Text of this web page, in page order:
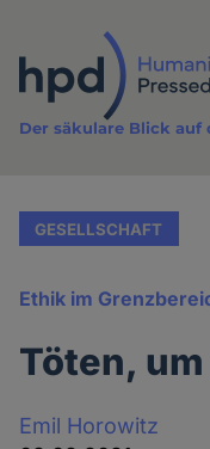
Inhalt
Der säkulare Blick auf
GESELLSCHAFT
Ethik im
Töten,
Emil Horowitz